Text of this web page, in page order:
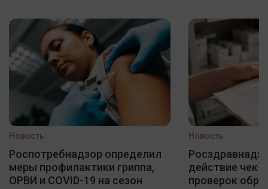
Новость
Роспотребнадзор определил
меры профилактики гриппа,
ОРВИ и COVID-19 на сезон
Новость
действие чек-
проверок